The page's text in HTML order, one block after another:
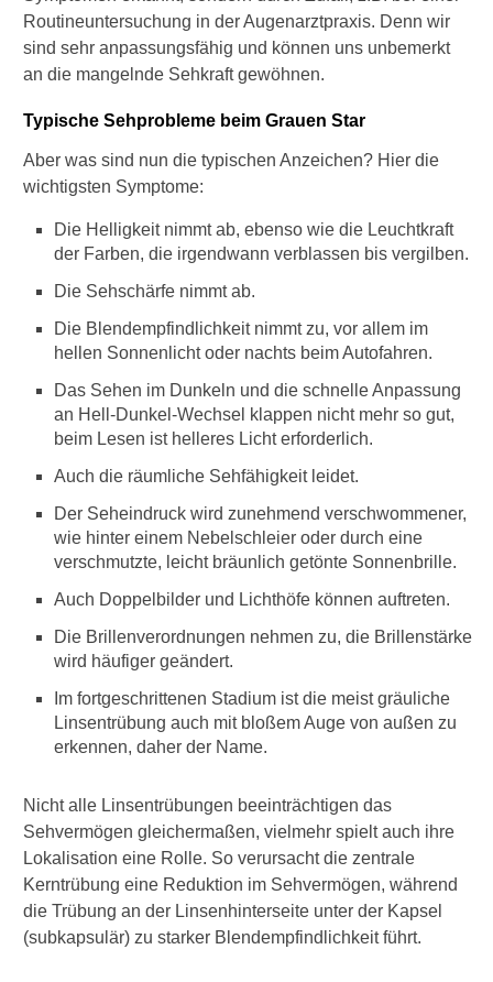
Routineuntersuchung in der Augenarztpraxis. Denn wir
sind sehr anpassungsfähig und können uns unbemerkt
an die mangelnde Sehkraft gewöhnen.
Typische Sehprobleme beim Grauen Star
Aber was sind nun die typischen Anzeichen? Hier die
wichtigsten Symptome:
Die Helligkeit nimmt ab, ebenso wie die Leuchtkraft
der Farben, die irgendwann verblassen bis vergilben.
Die Sehschärfe nimmt ab.
Die Blendempfindlichkeit nimmt zu, vor allem im
hellen Sonnenlicht oder nachts beim Autofahren.
Das Sehen im Dunkeln und die schnelle Anpassung
an Hell-Dunkel-Wechsel klappen nicht mehr so gut,
beim Lesen ist helleres Licht erforderlich.
Auch die räumliche Sehfähigkeit leidet.
Der Seheindruck wird zunehmend verschwommener,
wie hinter einem Nebelschleier oder durch eine
verschmutzte, leicht bräunlich getönte Sonnenbrille.
Auch Doppelbilder und Lichthöfe können auftreten.
Die Brillenverordnungen nehmen zu, die Brillenstärke
wird häufiger geändert.
Im fortgeschrittenen Stadium ist die meist gräuliche
Linsentrübung auch mit bloßem Auge von außen zu
erkennen, daher der Name.
Nicht alle Linsentrübungen beeinträchtigen das
Sehvermögen gleichermaßen, vielmehr spielt auch ihre
Lokalisation eine Rolle. So verursacht die zentrale
Kerntrübung eine Reduktion im Sehvermögen, während
die Trübung an der Linsenhinterseite unter der Kapsel
(subkapsulär) zu starker Blendempfindlichkeit führt.
a
u
e
S
a
r
?
W
i
e
c
h
e
l
e
r
s
h
l
c
h
e
r
t
c
h
d
i
e
e